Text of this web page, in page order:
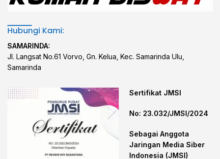
Hubungi Kami:
SAMARINDA:
Jl. Langsat No.61 Vorvo, Gn. Kelua, Kec. Samarinda Ulu,
Samarinda
Sertifikat JMSI
No: 23.032/JMSI/2024
Sebagai Anggota
Jaringan Media Siber
Indonesia (JMSI)